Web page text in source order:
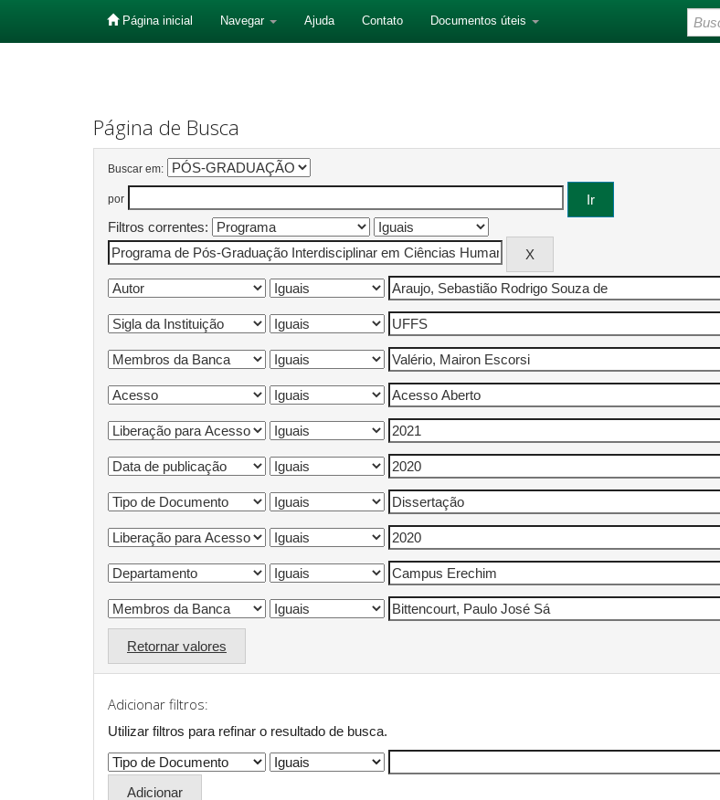
Página inicial Navegar Ajuda Contato Documentos úteis
Página de Busca
Buscar em:
por
Filtros correntes:
Retornar valores
Adicionar filtros:
Utilizar filtros para refinar o resultado de busca.